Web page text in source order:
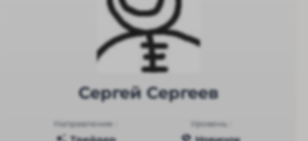
Сергей Сергеев
Направление : Уровень :